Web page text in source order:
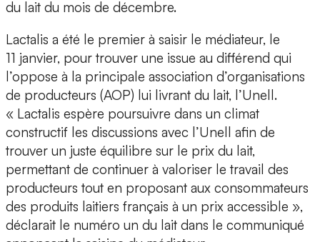
du lait du mois de décembre.
Lactalis a été le premier à saisir le médiateur, le
11 janvier, pour trouver une issue au différend qui
l’oppose à la principale association d’organisations
de producteurs (AOP) lui livrant du lait, l’Unell.
« Lactalis espère poursuivre dans un climat
constructif les discussions avec l’Unell afin de
trouver un juste équilibre sur le prix du lait,
permettant de continuer à valoriser le travail des
producteurs tout en proposant aux consommateurs
des produits laitiers français à un prix accessible »,
déclarait le numéro un du lait dans le communiqué